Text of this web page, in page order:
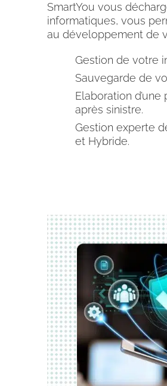
SmartYou vous
informatiques, vous
au développement de
Gestion de votre
Sauvegarde de
Elaboration
après sinistre.
Gestion experte
et Hybride.